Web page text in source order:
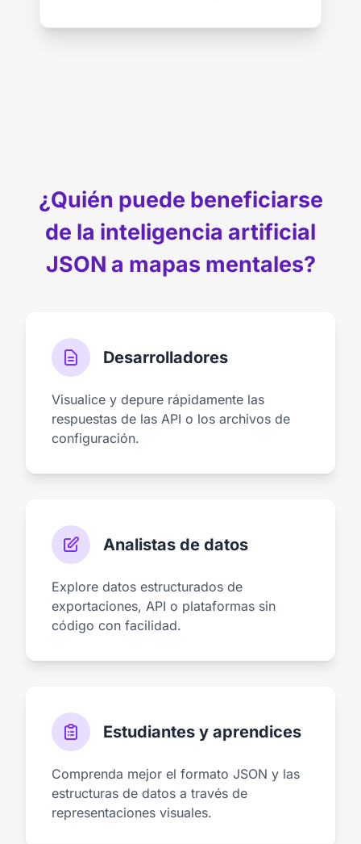
¿Quién puede beneficiarse
de la inteligencia artificial
JSON a mapas mentales?
Desarrolladores
Visualice y depure rápidamente las
respuestas de las API o los archivos de
configuración.
Analistas de datos
Explore datos estructurados de
exportaciones, API o plataformas sin
código con facilidad.
Estudiantes y aprendices
Comprenda mejor el formato JSON y las
estructuras de datos a través de
representaciones visuales.